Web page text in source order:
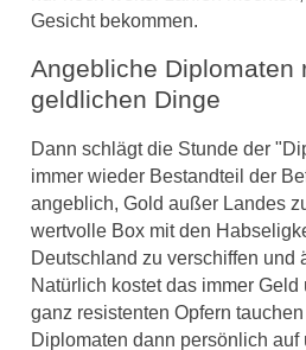
Gesicht bekommen.
Angebliche Diplomaten
geldlichen Dinge
Dann schlägt die Stunde der
immer wieder Bestandteil der
angeblich, Gold außer Landes
wertvolle Box mit den
Deutschland zu verschiffen und
Natürlich kostet das immer Geld
ganz resistenten Opfern
Diplomaten dann persönlich auf